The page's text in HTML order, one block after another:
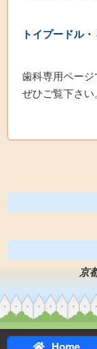
トイプードル
歯科専用ページ
ぜひご覧下さい。
京